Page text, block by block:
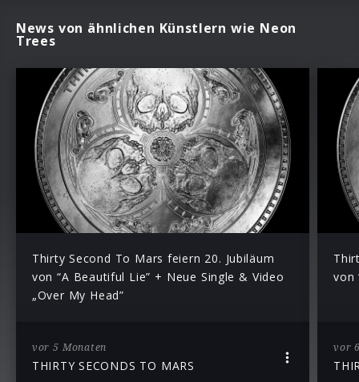
News von ähnlichen Künstlern wie Neon
Trees
Thirty Second To Mars feiern 20. Jubiläum
von “A Beautiful Lie” + Neue Single & Video
„Over My Head”
vor 5 Monaten
THIRTY SECONDS TO MARS
von
vor